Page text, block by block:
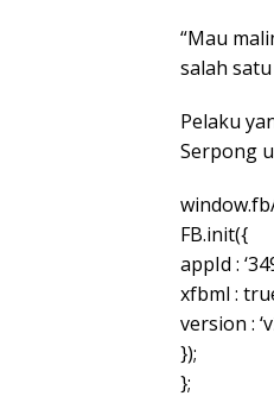
“Mau
salah
Pelaku
Serpong
FB.init({
appId :
xfbml :
version :
});
};